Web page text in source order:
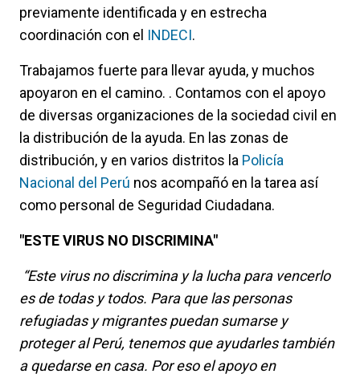
previamente identificada y en estrecha
coordinación con el INDECI.
Trabajamos fuerte para llevar ayuda, y muchos
apoyaron en el camino. . Contamos con el apoyo
de diversas organizaciones de la sociedad civil en
la distribución de la ayuda. En las zonas de
distribución, y en varios distritos la Policía
Nacional del Perú nos acompañó en la tarea así
como personal de Seguridad Ciudadana.
"ESTE VIRUS NO DISCRIMINA"
“Este virus no discrimina y la lucha para vencerlo
es de todas y todos. Para que las personas
refugiadas y migrantes puedan sumarse y
proteger al Perú, tenemos que ayudarles también
a quedarse en casa. Por eso el apoyo en